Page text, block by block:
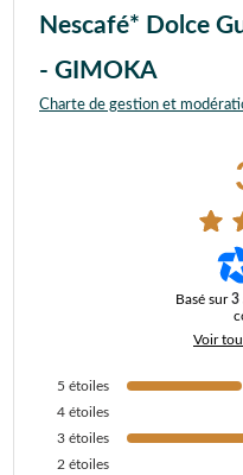
Nescafé* Dolce
- GIMOKA
Charte de gestion et
Basé sur3
Voir
5 étoiles
4 étoiles
3 étoiles
2 étoiles